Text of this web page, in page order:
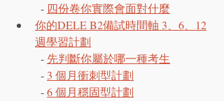
  -
四份卷你實際會面對什麼
你的DELE B2備試時間軸 3、6、12
週學習計劃
  -
先判斷你屬於哪一種考生
  -
3 個月衝刺型計劃
  -
6 個月穩固型計劃